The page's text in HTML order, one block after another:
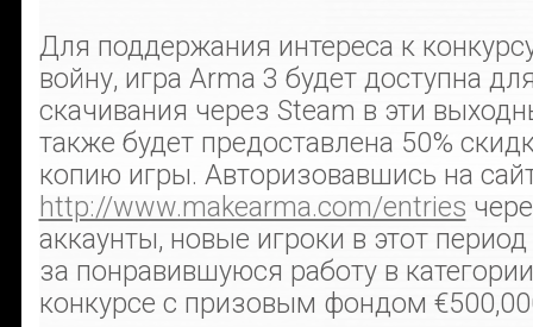
Для поддержания интереса к
войну, игра Arma 3 будет доступна
скачивания через Steam в эти
также будет предоставлена 50%
копию игры. Авторизовавшись на
http://www.makearma.com/entries
аккаунты, новые игроки в этот
за понравившуюся работу в
конкурсе с призовым фондом